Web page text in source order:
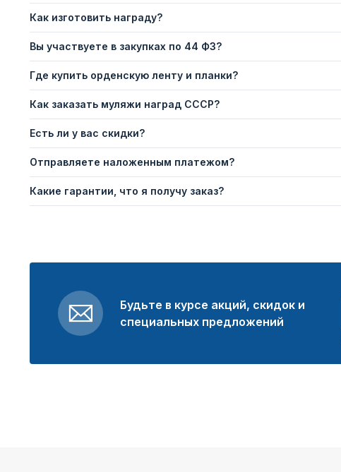
Как изготовить награду?
Вы участвуете в закупках по 44 ФЗ?
Где купить орденскую ленту и планки?
Как заказать муляжи наград СССР?
Есть ли у вас скидки?
Отправляете наложенным платежом?
Какие гарантии, что я получу заказ?
Будьте в курсе акций, скидок и
специальных предложений